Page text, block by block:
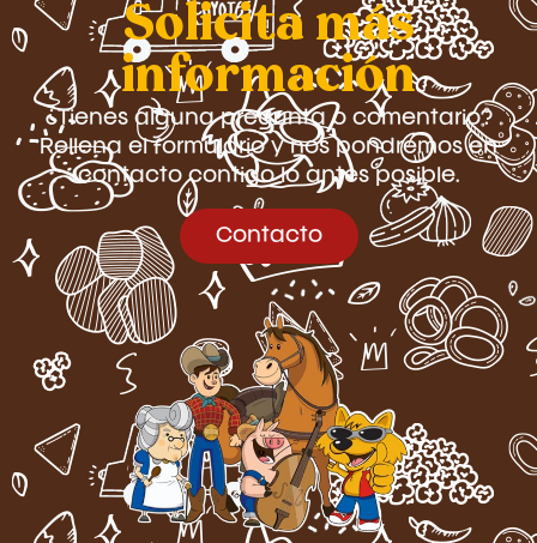
Solicita más
información
¿Tienes alguna pregunta o comentario?
Rellena el formulario y nos pondremos en
contacto contigo lo antes posible.
Contacto